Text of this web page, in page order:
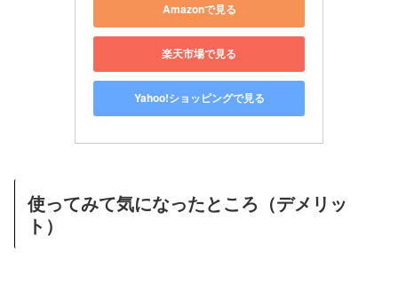
Amazonで見る
楽天市場で見る
Yahoo!ショッピングで見る
使ってみて気になったところ（デメリッ
ト）